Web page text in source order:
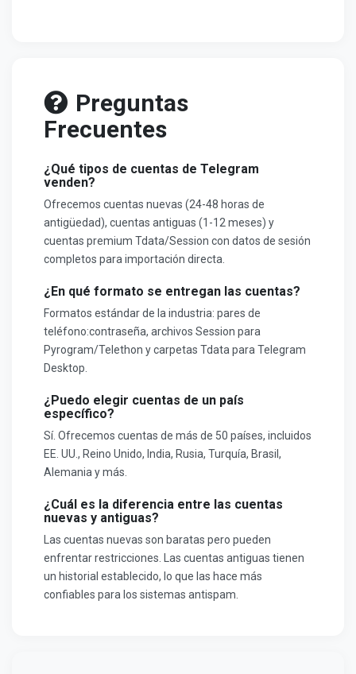
Preguntas
Frecuentes
¿Qué tipos de cuentas de Telegram
venden?
Ofrecemos cuentas nuevas (24-48 horas de
antigüedad), cuentas antiguas (1-12 meses) y
cuentas premium Tdata/Session con datos de sesión
completos para importación directa.
¿En qué formato se entregan las cuentas?
Formatos estándar de la industria: pares de
teléfono:contraseña, archivos Session para
Pyrogram/Telethon y carpetas Tdata para Telegram
Desktop.
¿Puedo elegir cuentas de un país
específico?
Sí. Ofrecemos cuentas de más de 50 países, incluidos
EE. UU., Reino Unido, India, Rusia, Turquía, Brasil,
Alemania y más.
¿Cuál es la diferencia entre las cuentas
nuevas y antiguas?
Las cuentas nuevas son baratas pero pueden
enfrentar restricciones. Las cuentas antiguas tienen
un historial establecido, lo que las hace más
confiables para los sistemas antispam.